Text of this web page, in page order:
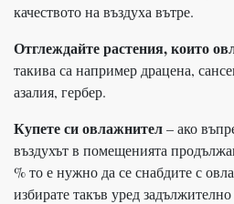
качеството на въздуха вътре.
Отглеждайте растения, които
такива са например драцена,
азалия, гербер.
Купете си овлажнител– ако
въздухът в помещенията
% то е нужно да се снабдите с
избирате такъв уред